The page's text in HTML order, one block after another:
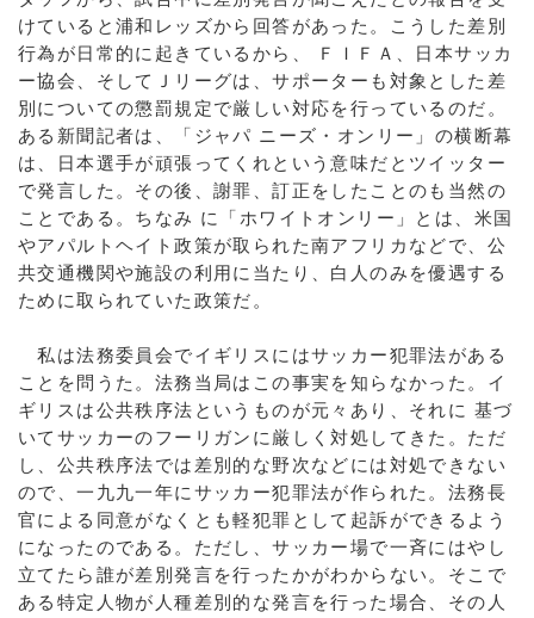
けていると浦和レッズから回答があった。こうした差別
行為が日常的に起きているから、 ＦＩＦＡ、日本サッカ
ー協会、そしてＪリーグは、サポーターも対象とした差
別についての懲罰規定で厳しい対応を行っているのだ。
ある新聞記者は、「ジャパ ニーズ・オンリー」の横断幕
は、日本選手が頑張ってくれという意味だとツイッター
で発言した。その後、謝罪、訂正をしたことのも当然の
ことである。ちなみ に「ホワイトオンリー」とは、米国
やアパルトヘイト政策が取られた南アフリカなどで、公
共交通機関や施設の利用に当たり、白人のみを優遇する
ために取られていた政策だ。
私は法務委員会でイギリスにはサッカー犯罪法がある
ことを問うた。法務当局はこの事実を知らなかった。イ
ギリスは公共秩序法というものが元々あり、それに 基づ
いてサッカーのフーリガンに厳しく対処してきた。ただ
し、公共秩序法では差別的な野次などには対処できない
ので、一九九一年にサッカー犯罪法が作られた。法務長
官による同意がなくとも軽犯罪として起訴ができるよう
になったのである。ただし、サッカー場で一斉にはやし
立てたら誰が差別発言を行ったかがわからない。そこで
ある特定人物が人種差別的な発言を行った場合、その人